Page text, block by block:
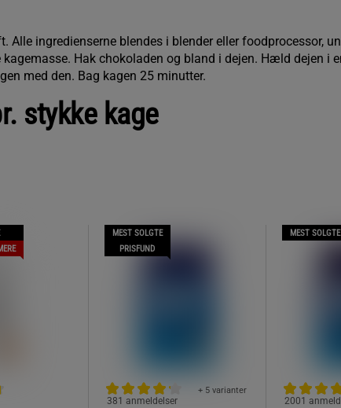
ingredienserne blendes i blender eller foodprocessor,
Hak chokoladen og bland i dejen. Hæld dejen i
med den. Bag kagen 25 minutter.
stykke kage
MEST SOLGTE
PRISFUND
+ 5 varianter
381 anmeldelser
MEST SOLGTE
2001